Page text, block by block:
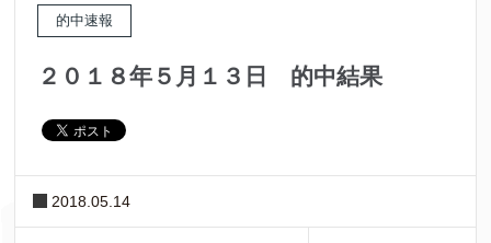
的中速報
２０１８年５月１３日 的中結果
2018.05.14